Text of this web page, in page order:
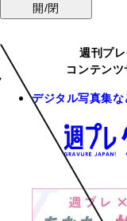
開/閉
週刊プ
コンテンツ
デジタル写真集